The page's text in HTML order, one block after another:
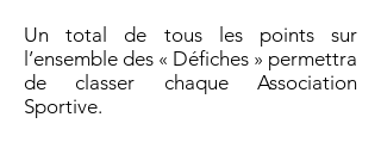
Un total de tous les points sur
l’ensemble des « Défiches » permettra
de classer chaque Association
Sportive.